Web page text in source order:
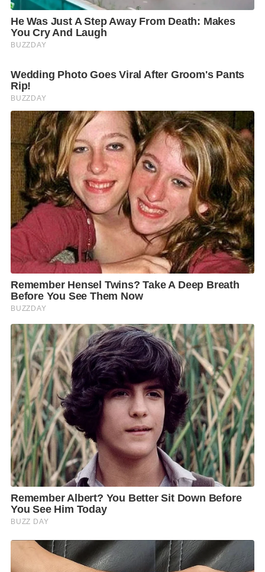
รวมถึงการแก้ปัญหาการขาดแคลนแรงงาน ก็จะให้มีการ
เปิดขึ้นทะเบียนแรงงานต่างด้าวเพิ่มเติม
ที่ได้สั่งการให้กระทรวงเกษตรและสหกรณ์ กระทรวง
พาณิชย์ สำนักงานสภาพัฒนาการเศรษฐกิจและสังคม
แห่งชาติ (สศช.) ไปพิจารณามาตรการช่วยเหลือในเรื่อง
ปุ๋ยเคมีราคาแพง การลดต้นทุนการผลิตของเกษตรกร
และสนับสนุนให้มีการหันมาใช้ปุ๋ยอินทรีย์และปุ๋ยชีวภาพ
หรือปุ๋ยสั่งตัดให้เหมาะสมกับพืชแต่ละชนิด
รวมทั้งรัฐบาลได้มีการดูแลในส่วนของประชาชนกลุ่ม
เปราะบางและผู้มีรายได้น้อย โดยกำลังมีการพิจารณา
ช่วยเหลือเบื้องต้นผ่านบัตรสวัสดิการแห่งรัฐ ทั้งการ
บรรเทาผลกระทบราคาก๊าซหุงต้ม LPG ให้กับกลุ่มผู้มีบัตร
สวัสดิการแห่งรัฐ การช่วยเหลือค่าก๊าซหุงต้ม LPG สำหรับ
กลุ่มร้านอาหารและเครื่องดื่มที่เข้าร่วมโครงการคนละครึ่ง
การดูแลช่วยเหลือค่าไฟฟ้า การช่วยราคาน้ำมันเบนซิน
สำหรับกลุ่มรถจักรยานยนต์รับจ้าง พร้อมทั้งจะขอความ
ร่วมมือผู้ค้า NGV ช่วยตรึงราคาก๊าซ NGV ในช่วงวิกฤติ
พลังงานไปก่อน พร้อมกำชับให้หน่วยงานที่เกี่ยวข้อง
ควบคุมราคาสินค้าอุปโภคบริโภคให้เกิดความเป็นธรรม
ขณะเดียวกันก็ขอความร่วมมือให้บรรดาธุรกิจภาคเอกชน
ช่วยกันลดราคาสินค้าลงบ้าง และขอให้ประชาชนทุกฝ่าย
รวมทั้งภาครัฐและเอกชนเข้าใจสถานการณ์ที่เกิดขึ้นด้วย
เพราะวิกฤติการณ์ครั้งนี้ทุกคนต้องร่วมมือกันเพื่อก้าวผ่าน
พ้นไปให้ได้ โดยรัฐบาลพยายามเร่งพิจารณาดำเนินการ
อย่างเต็มที่ในเรื่องต่าง ๆ เพื่อให้ได้ผลสรุปของมาตรการ
ภายในอาทิตย์นี้